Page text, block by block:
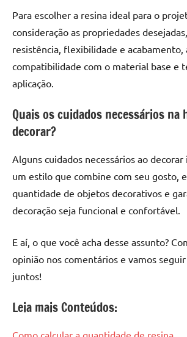
Para escolher a resina ideal para o
consideração as propriedades
resistência, flexibilidade e acabamento,
compatibilidade com o material base e
aplicação.
Quais os cuidados necessários na
decorar?
Alguns cuidados necessários ao
um estilo que combine com seu gosto,
quantidade de objetos decorativos e
decoração seja funcional e confortável.
E aí, o que você acha desse assunto?
opinião nos comentários e vamos
juntos!
Leia mais Conteúdos:
Como calcular a quantidade de resina